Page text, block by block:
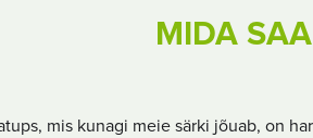
MIDA
mis kunagi meie särki jõuab, on